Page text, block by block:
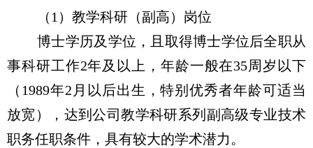
（1 ）教学科研（副高）岗位
博士学历及学位，且取得博士学位后全职从
事科研工作2年及以上，年龄一般在35周岁以下
（ 1989年2 月以后出生，特别优秀者年龄可适当
放宽），达到公司教学科研系列副高级专业技术
职务任职条件，具有较大的学术潜力。